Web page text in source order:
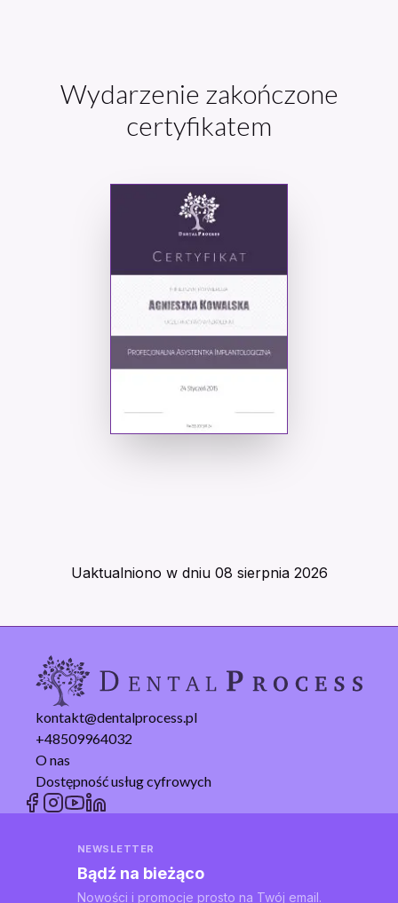
Wydarzenie zakończone
certyfikatem
Uaktualniono w dniu 08 sierpnia 2026
kontakt@dentalprocess.pl
+48509964032
O nas
Dostępność usług cyfrowych
NEWSLETTER
Bądź na bieżąco
Nowości i promocje prosto na Twój email.